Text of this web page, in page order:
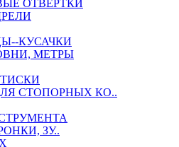
ОТВЕРТКИ
КУСАЧКИ
МЕТРЫ
СТОПОРНЫХ КО..
ЗУ..